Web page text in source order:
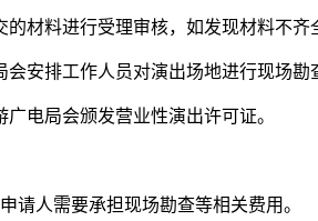
材料进行受理审核，如发现材料不
安排工作人员对演出场地进行现场勘
电局会颁发营业性演出许可证。
请人需要承担现场勘查等相关费用。